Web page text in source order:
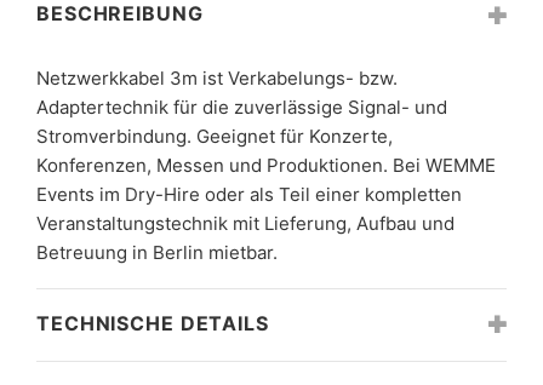
BESCHREIBUNG
Netzwerkkabel 3m ist Verkabelungs- bzw.
Adaptertechnik für die zuverlässige Signal- und
Stromverbindung. Geeignet für Konzerte,
Konferenzen, Messen und Produktionen. Bei WEMME
Events im Dry-Hire oder als Teil einer kompletten
Veranstaltungstechnik mit Lieferung, Aufbau und
Betreuung in Berlin mietbar.
TECHNISCHE DETAILS